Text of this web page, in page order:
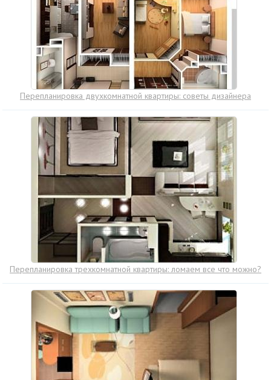
Перепланировка двухкомнатной квартиры: советы дизайнера
Перепланировка трехкомнатной квартиры: ломаем все что можно?